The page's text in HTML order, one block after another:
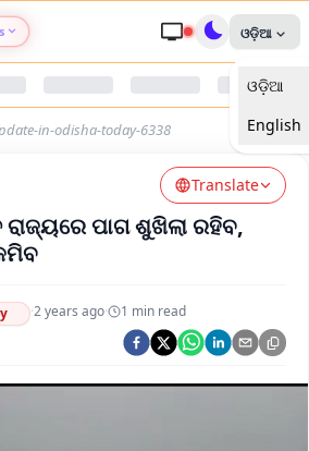
Nari Shakti
Health Connect
Swaad Odisha
ଓଡ଼ିଆ
ଓଡ଼ିଆ
English
in-odisha-today-6338
Translate
ପାଗ ଶୁଖିଲା ରହିବ,
·2 years ago· 1 min read